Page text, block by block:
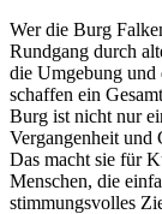
Wer die Burg
Rundgang durch
die Umgebung
schaffen ein
Burg ist nicht nur
Vergangenheit und
Das macht sie für
Menschen, die
stimmungsvolles